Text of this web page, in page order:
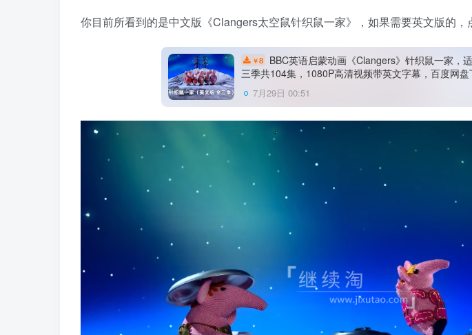
你目前所看到的是中文版《Clangers太空鼠针织鼠一家》，如果需要英文版的，
￥8
BBC英语启蒙动画《Clangers》针织鼠一家，
三季共104集，1080P高清视频带英文字幕，百度网盘
7月29日 00:51